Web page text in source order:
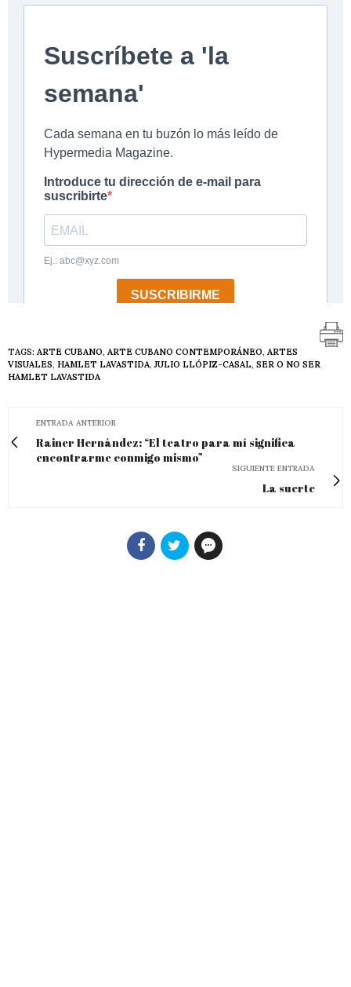
TAGS: ARTE CUBANO, ARTE CUBANO CONTEMPORÁNEO, ARTES
VISUALES, HAMLET LAVASTIDA,JULIO LLÓPIZ-CASAL, SER O NO SER
HAMLET LAVASTIDA
ENTRADA ANTERIOR
Rainer Hernández: “El teatro para mí significa
encontrarme conmigo mismo”
SIGUIENTE ENTRADA
La suerte